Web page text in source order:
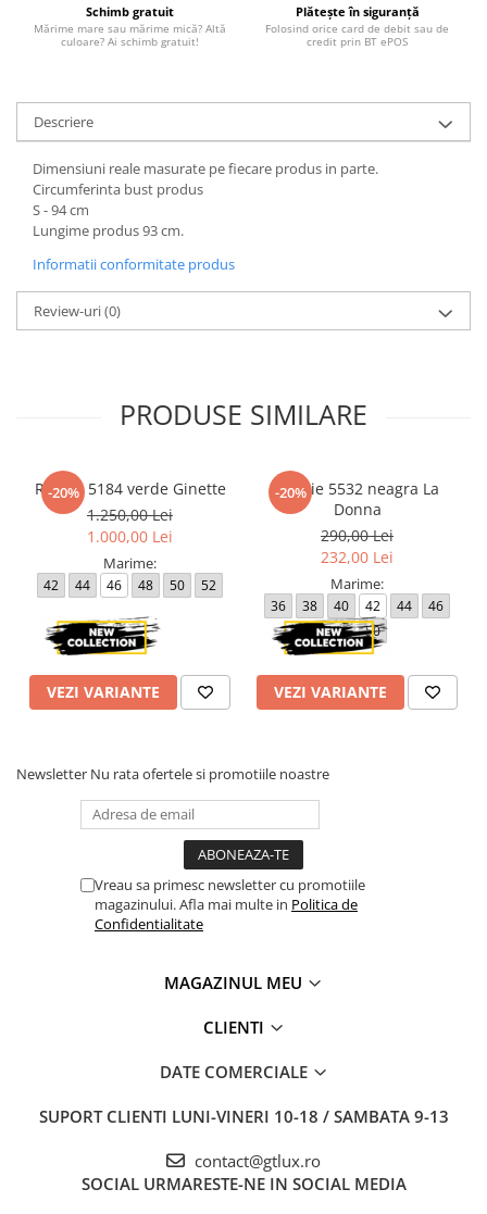
Schimb gratuit
Mărime mare sau mărime mică? Altă
culoare? Ai schimb gratuit!
Plătește în siguranță
Folosind orice card de debit sau de
credit prin BT ePOS
Descriere
Dimensiuni reale masurate pe fiecare produs in parte.
Circumferinta bust produs
S - 94 cm
Lungime produs 93 cm.
Informatii conformitate produs
Review-uri(0)
PRODUSE SIMILARE
-20%
Rochie 5184 verde Ginette
1.250,00 Lei
1.000,00 Lei
Marime:
42 44 46 48 50 52
VEZI VARIANTE
-20%
Rochie 5532 neagra La
Donna
290,00 Lei
232,00 Lei
Marime:
36 38 40 42 44
46
48
50
VEZI VARIANTE
Newsletter Nu rata ofertele si promotiile noastre
Vreau sa primesc newsletter cu promotiile
magazinului. Afla mai multe in Politica de
Confidentialitate
MAGAZINUL MEU
CLIENTI
DATE COMERCIALE
SUPORT CLIENTI LUNI-VINERI 10-18 / SAMBATA 9-13
contact@gtlux.ro
SOCIAL URMARESTE-NE IN SOCIAL MEDIA